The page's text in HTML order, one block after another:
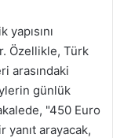
Özellikle, Türk
arasındaki
günlük
"450 Euro
arayacak,